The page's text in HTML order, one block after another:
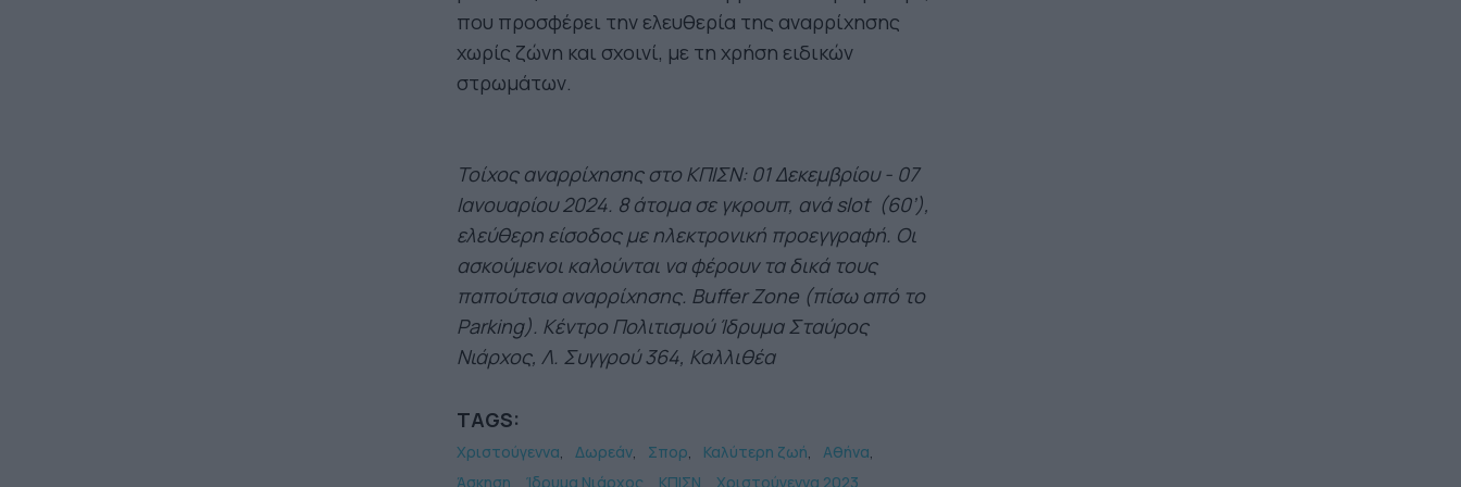
που προσφέρει την ελευθερία της αναρρίχησης
χωρίς ζώνη και σχοινί, με τη χρήση ειδικών
στρωμάτων.
Τοίχος αναρρίχησης στο ΚΠΙΣΝ: 01 Δεκεμβρίου - 07
Ιανουαρίου 2024. 8 άτομα σε γκρουπ, ανά slot (60’),
ελεύθερη είσοδος με ηλεκτρονική προεγγραφή. Οι
ασκούμενοι καλούνται να φέρουν τα δικά τους
παπούτσια αναρρίχησης. Buffer Zone (πίσω από το
Parking). Κέντρο Πολιτισμού Ίδρυμα Σταύρος
Νιάρχος, Λ. Συγγρού 364, Καλλιθέα
TAGS:
Χριστούγεννα Δωρεάν Σπορ Καλύτερη ζωή
Αθήνα
Άσκηση
Ίδρυμα Νιάρχος ΚΠΙΣΝ Χριστούγεννα 2023